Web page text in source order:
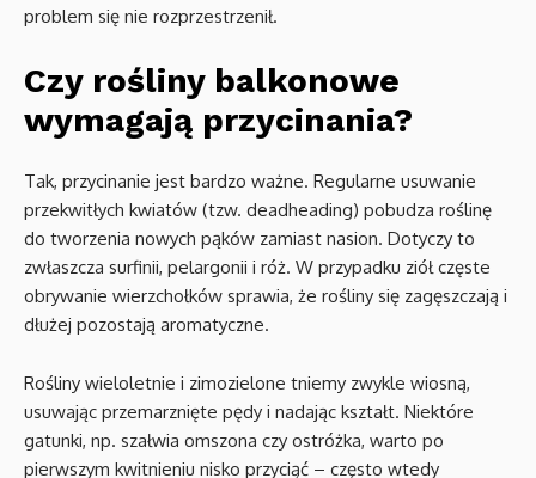
problem się nie rozprzestrzenił.
Czy rośliny balkonowe
wymagają przycinania?
Tak, przycinanie jest bardzo ważne. Regularne usuwanie
przekwitłych kwiatów (tzw. deadheading) pobudza roślinę
do tworzenia nowych pąków zamiast nasion. Dotyczy to
zwłaszcza surfinii, pelargonii i róż. W przypadku ziół częste
obrywanie wierzchołków sprawia, że rośliny się zagęszczają i
dłużej pozostają aromatyczne.
Rośliny wieloletnie i zimozielone tniemy zwykle wiosną,
usuwając przemarznięte pędy i nadając kształt. Niektóre
gatunki, np. szałwia omszona czy ostróżka, warto po
pierwszym kwitnieniu nisko przyciąć – często wtedy